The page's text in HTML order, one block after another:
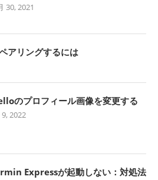
30, 2021
アリングするには
のプロフィール画像を変更する
2022
Expressが起動しない：対処法